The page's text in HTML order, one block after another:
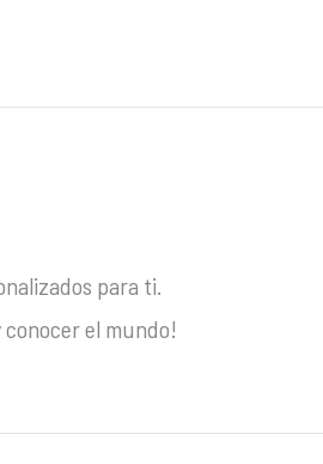
para ti.
el mundo!